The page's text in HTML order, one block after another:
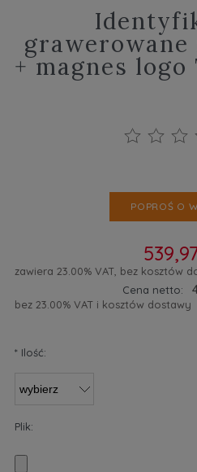
grawerowane
+ magnes
POPROŚ O
zawiera 23.00% VAT, bez kosztów
Cena netto:
bez 23.00% VAT i kosztów dostawy
* Ilość:
Plik: